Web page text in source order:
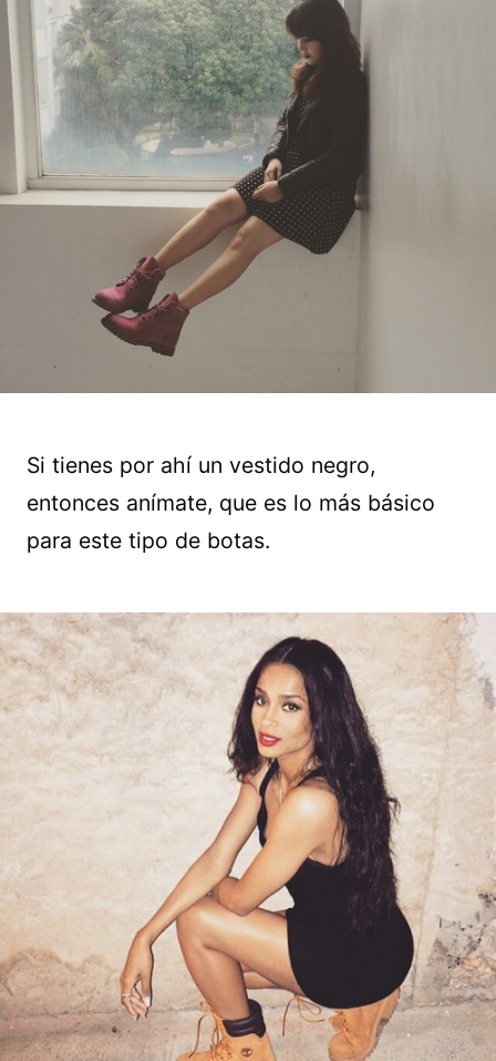
Si tienes por ahí un vestido negro,
entonces anímate, que es lo más básico
para este tipo de botas.